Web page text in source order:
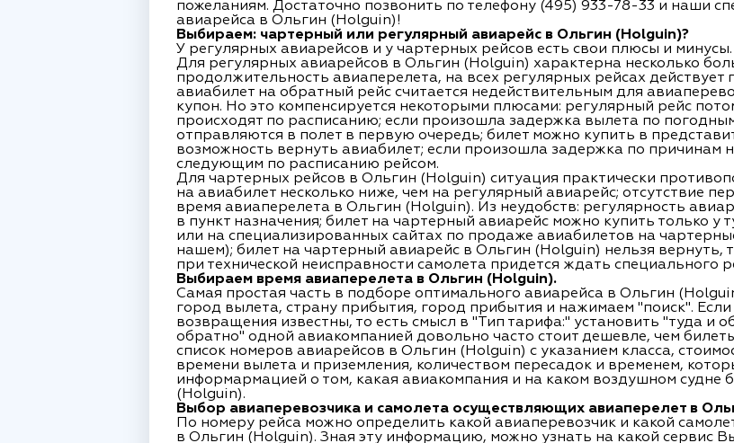
пожеланиям. Достаточно позвонить по телефону (495) 933-78-33 и наши
авиарейса в Ольгин (Holguin)!
Выбираем: чартерный или регулярный авиарейс в Ольгин (Holguin)?
У регулярных авиарейсов и у чартерных рейсов есть свои плюсы и минусы.
Для регулярных авиарейсов в Ольгин (Holguin) характерна несколько
продолжительность авиаперелета, на всех регулярных рейсах действует
авиабилет на обратный рейс считается недействительным для
купон. Но это компенсируется некоторыми плюсами: регулярный рейс
происходят по расписанию; если произошла задержка вылета по
отправляются в полет в первую очередь; билет можно купить в
возможность вернуть авиабилет; если произошла задержка по причинам
следующим по расписанию рейсом.
Для чартерных рейсов в Ольгин (Holguin) ситуация практически
на авиабилет несколько ниже, чем на регулярный авиарейс; отсутствие
время авиаперелета в Ольгин (Holguin). Из неудобств: регулярность
в пункт назначения; билет на чартерный авиарейс можно купить только у
или на специализированных сайтах по продаже авиабилетов на
нашем); билет на чартерный авиарейс в Ольгин (Holguin) нельзя вернуть,
при технической неисправности самолета придется ждать специального
Выбираем время авиаперелета в Ольгин (Holguin).
Самая простая часть в подборе оптимального авиарейса в Ольгин
город вылета, страну прибытия, город прибытия и нажимаем "поиск".
возвращения известны, то есть смысл в "Тип тарифа:" установить "туда и
обратно" одной авиакомпанией довольно часто стоит дешевле, чем
список номеров авиарейсов в Ольгин (Holguin) с указанием класса,
времени вылета и приземления, количеством пересадок и временем,
информармацией о том, какая авиакомпания и на каком воздушном судне
(Holguin).
Выбор авиаперевозчика и самолета осуществляющих авиаперелет в
По номеру рейса можно определить какой авиаперевозчик и какой
в Ольгин (Holguin). Зная эту информацию, можно узнать на какой сервис